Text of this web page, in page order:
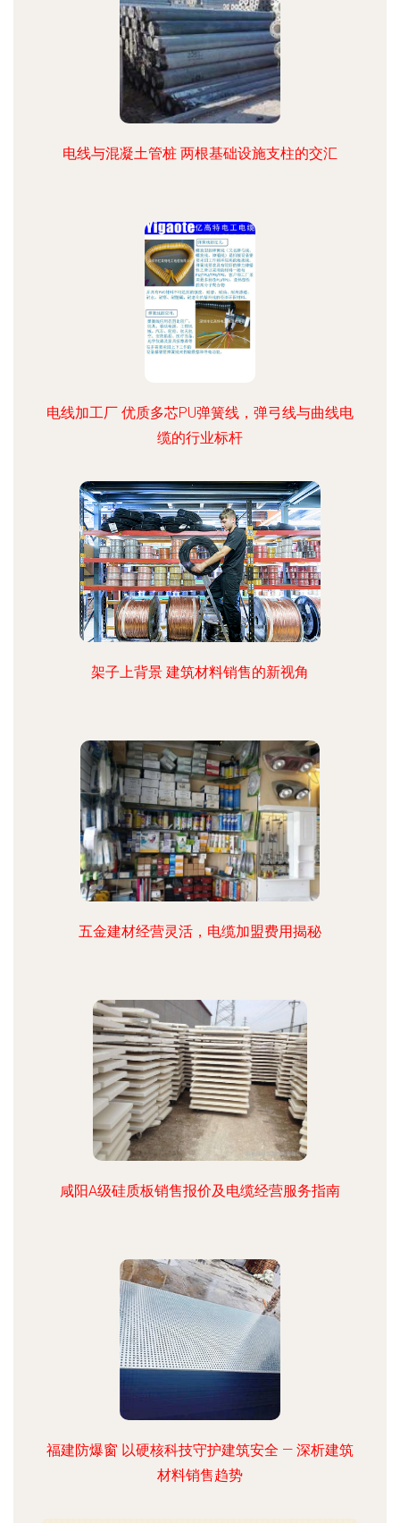
电线与混凝土管桩 两根基础设施支柱的交汇
电线加工厂 优质多芯PU弹簧线，弹弓线与曲线电
缆的行业标杆
架子上背景 建筑材料销售的新视角
五金建材经营灵活，电缆加盟费用揭秘
咸阳A级硅质板销售报价及电缆经营服务指南
福建防爆窗 以硬核科技守护建筑安全 — 深析建筑
材料销售趋势